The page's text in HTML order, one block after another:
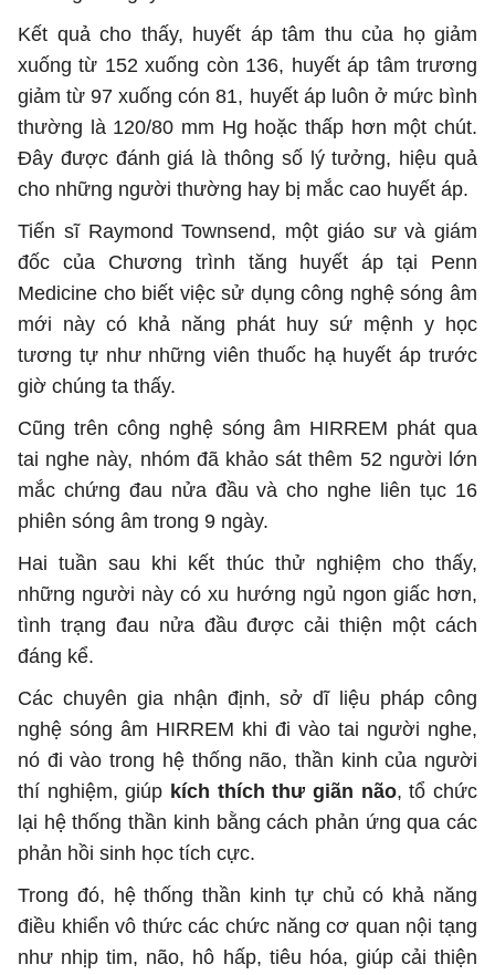
Kết quả cho thấy, huyết áp tâm thu của họ giảm
xuống từ 152 xuống còn 136, huyết áp tâm trương
giảm từ 97 xuống cón 81, huyết áp luôn ở mức bình
thường là 120/80 mm Hg hoặc thấp hơn một chút.
Đây được đánh giá là thông số lý tưởng, hiệu quả
cho những người thường hay bị mắc cao huyết áp.
Tiến sĩ Raymond Townsend, một giáo sư và giám
đốc của Chương trình tăng huyết áp tại Penn
Medicine cho biết việc sử dụng công nghệ sóng âm
mới này có khả năng phát huy sứ mệnh y học
tương tự như những viên thuốc hạ huyết áp trước
giờ chúng ta thấy.
Cũng trên công nghệ sóng âm HIRREM phát qua
tai nghe này, nhóm đã khảo sát thêm 52 người lớn
mắc chứng đau nửa đầu và cho nghe liên tục 16
phiên sóng âm trong 9 ngày.
Hai tuần sau khi kết thúc thử nghiệm cho thấy,
những người này có xu hướng ngủ ngon giấc hơn,
tình trạng đau nửa đầu được cải thiện một cách
đáng kể.
Các chuyên gia nhận định, sở dĩ liệu pháp công
nghệ sóng âm HIRREM khi đi vào tai người nghe,
nó đi vào trong hệ thống não, thần kinh của người
thí nghiệm, giúp kích thích thư giãn não, tổ chức
lại hệ thống thần kinh bằng cách phản ứng qua các
phản hồi sinh học tích cực.
Trong đó, hệ thống thần kinh tự chủ có khả năng
điều khiển vô thức các chức năng cơ quan nội tạng
như nhịp tim, não, hô hấp, tiêu hóa, giúp cải thiện